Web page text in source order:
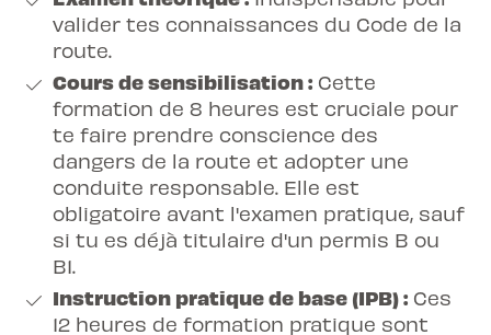
valider tes connaissances du Code de la
route.
Cours de sensibilisation : Cette
formation de 8 heures est cruciale pour
te faire prendre conscience des
dangers de la route et adopter une
conduite responsable. Elle est
obligatoire avant l'examen pratique, sauf
si tu es déjà titulaire d'un permis B ou
B1.
Instruction pratique de base (IPB) : Ces
12 heures de formation pratique sont